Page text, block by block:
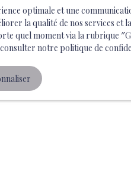
optimale et une
la qualité de nos services
quel moment via la rubrique
notre politique de